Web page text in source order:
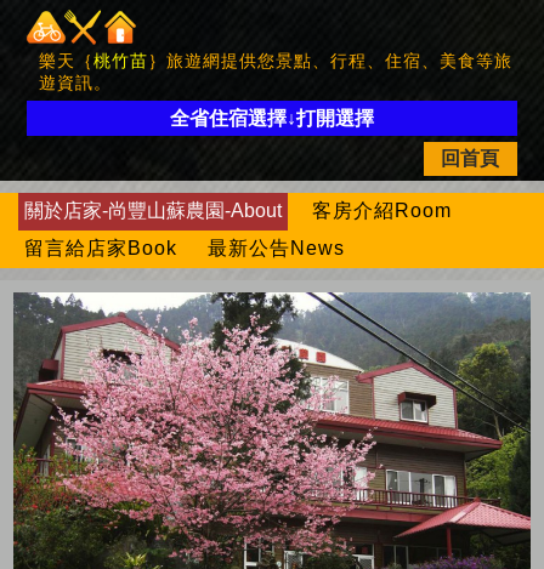
樂天｛桃竹苗｝旅遊網提供您景點、行程、住宿、美食等旅
遊資訊。
全省住宿選擇↓打開選擇
回首頁
關於店家-尚豐山蘇農園-About
客房介紹Room
留言給店家Book
最新公告News